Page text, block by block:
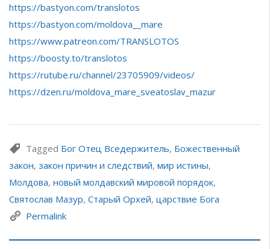
https://bastyon.com/translotos
https://bastyon.com/moldova__mare
https://www.patreon.com/TRANSLOTOS
https://boosty.to/translotos
https://rutube.ru/channel/23705909/videos/
https://dzen.ru/moldova_mare_sveatoslav_mazur
Tagged Бог Отец Вседержитель, Божественный
закон, закон причин и следствий, мир истины,
Молдова, новый молдавский мировой порядок,
Святослав Мазур, Старый Орхей, царствие Бога
Permalink